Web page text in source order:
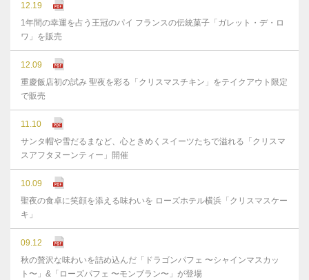
12.19
1年間の幸運を占う王冠のパイ フランスの伝統菓子「ガレット・デ・ロ
ワ」を販売
12.09
重慶飯店初の試み 聖夜を彩る「クリスマスチキン」をテイクアウト限定
で販売
11.10
サンタ帽や雪だるまなど、心ときめくスイーツたちで溢れる「クリスマ
スアフタヌーンティー」開催
10.09
聖夜の食卓に笑顔を添える味わいを ローズホテル横浜「クリスマスケー
キ」
09.12
秋の贅沢な味わいを詰め込んだ「ドラゴンパフェ 〜シャインマスカッ
ト〜」&「ローズパフェ 〜モンブラン〜」が登場